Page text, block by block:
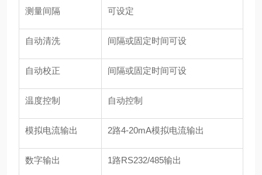
测量间隔 可设定
自动清洗 间隔或固定时间可设
自动校正 间隔或固定时间可设
温度控制 自动控制
模拟电流输出 2路4-20mA模拟电流输出
数字输出 1路RS232/485输出